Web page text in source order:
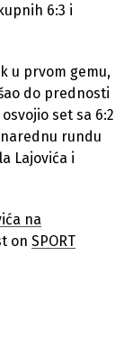
6:3 i
u prvom gemu,
do prednosti
set sa 6:2
rundu
Lajovića i
na
on SPORT